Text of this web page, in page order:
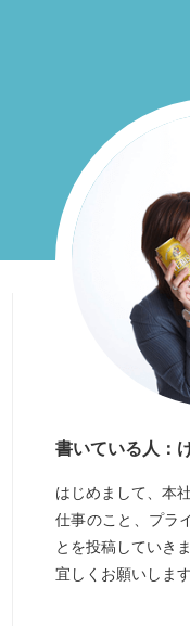
書いている人：
はじめまして、本
仕事のこと、プラ
とを投稿していき
宜しくお願いしま